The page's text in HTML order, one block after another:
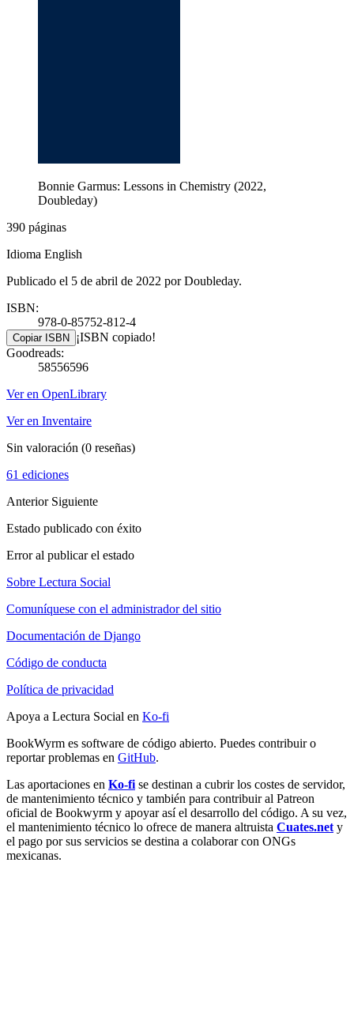
Bonnie Garmus: Lessons in Chemistry (2022,
Doubleday)
390 páginas
Idioma English
Publicado el 5 de abril de 2022 por Doubleday.
ISBN:
978-0-85752-812-4
Copiar ISBN ¡ISBN copiado!
Goodreads:
58556596
Ver en OpenLibrary
Ver en Inventaire
Sin valoración (0 reseñas)
61 ediciones
Anterior Siguiente
Estado publicado con éxito
Error al publicar el estado
Sobre Lectura Social
Comuníquese con el administrador del sitio
Documentación de Django
Código de conducta
Política de privacidad
Apoya a Lectura Social en Ko-fi
BookWyrm es software de código abierto. Puedes contribuir o
reportar problemas en GitHub.
Las aportaciones en Ko-fi se destinan a cubrir los costes de servidor,
de mantenimiento técnico y también para contribuir al Patreon
oficial de Bookwyrm y apoyar así el desarrollo del código. A su vez,
el mantenimiento técnico lo ofrece de manera altruista Cuates.net y
el pago por sus servicios se destina a colaborar con ONGs
mexicanas.